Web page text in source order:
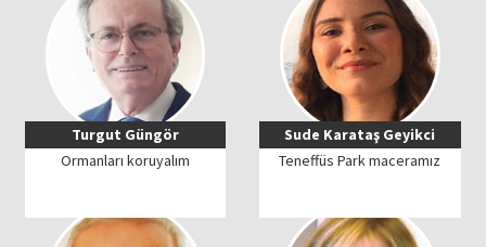
Turgut Güngör
Ormanları koruyalım
Sude Karataş Geyikci
Teneffüs Park maceramız